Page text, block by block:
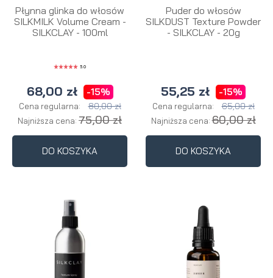
Płynna glinka do włosów
SILKMILK Volume Cream -
SILKCLAY - 100ml
5.0
68,00 zł -15%
Cena regularna: 80,00 zł
Najniższa cena: 75,00 zł
DO KOSZYKA
Puder do włosów
SILKDUST Texture Powder
- SILKCLAY - 20g
55,25 zł -15%
Cena regularna: 65,00 zł
Najniższa cena:60,00 zł
DO KOSZYKA